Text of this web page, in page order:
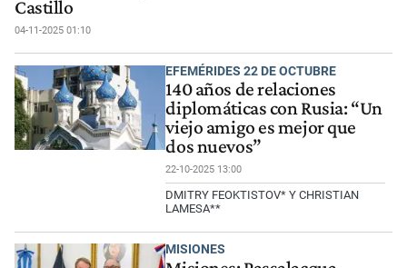
Castillo
04-11-2025 01:10
EFEMÉRIDES 22 DE OCTUBRE
140 años de relaciones
diplomáticas con Rusia: “Un
viejo amigo es mejor que
dos nuevos”
22-10-2025 13:00
DMITRY FEOKTISTOV* Y CHRISTIAN
LAMESA**
MISIONES